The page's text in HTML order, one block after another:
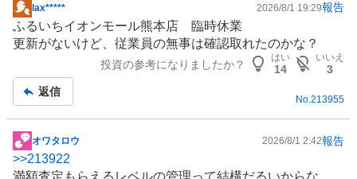
掲
示
板
lax***** 2026/8/1 19:29報告
ふるいちイオンモール熊本店 臨時休業
更新がないけど、従業員の無事は確認取れたのかな？
投資の参考になりましたか？
はい
14
いいえ
3
返信
No.213955
掲
示
オワタロウ 2026/8/1 2:42報告
>>213922